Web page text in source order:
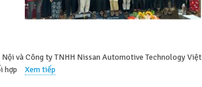
và Công ty TNHH Nissan Automotive Technology Việt
hợp
Xem tiếp